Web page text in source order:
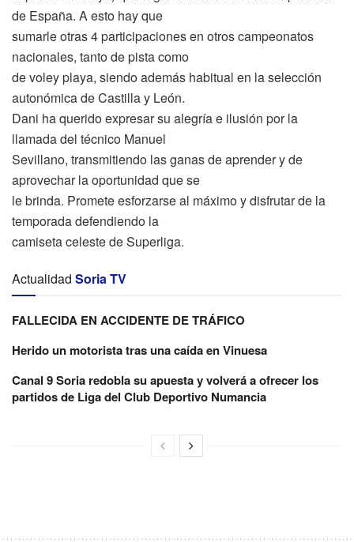
de España. A esto hay que
sumarle otras 4 participaciones en otros campeonatos
nacionales, tanto de pista como
de voley playa, siendo además habitual en la selección
autonómica de Castilla y León.
Dani ha querido expresar su alegría e ilusión por la
llamada del técnico Manuel
Sevillano, transmitiendo las ganas de aprender y de
aprovechar la oportunidad que se
le brinda. Promete esforzarse al máximo y disfrutar de la
temporada defendiendo la
camiseta celeste de Superliga.
Actualidad Soria TV
FALLECIDA EN ACCIDENTE DE TRÁFICO
Herido un motorista tras una caída en Vinuesa
Canal 9 Soria redobla su apuesta y volverá a ofrecer los
partidos de Liga del Club Deportivo Numancia